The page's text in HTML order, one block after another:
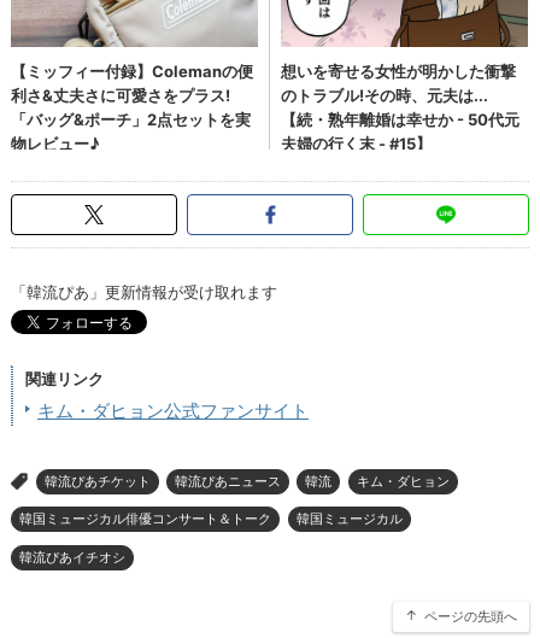
「韓流ぴあ」更新情報が受け取れます
関連リンク
キム・ダヒョン公式ファンサイト
> 韓流ぴあチケット 韓流ぴあニュース 韓流 キム・ダヒョン
韓国ミュージカル俳優コンサート＆トーク 韓国ミュージカル
韓流ぴあイチオシ
ページの先頭へ